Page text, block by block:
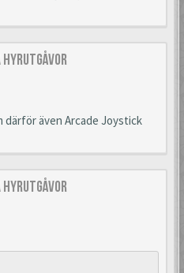
hyrutgåvor
därför även Arcade Joystick
hyrutgåvor